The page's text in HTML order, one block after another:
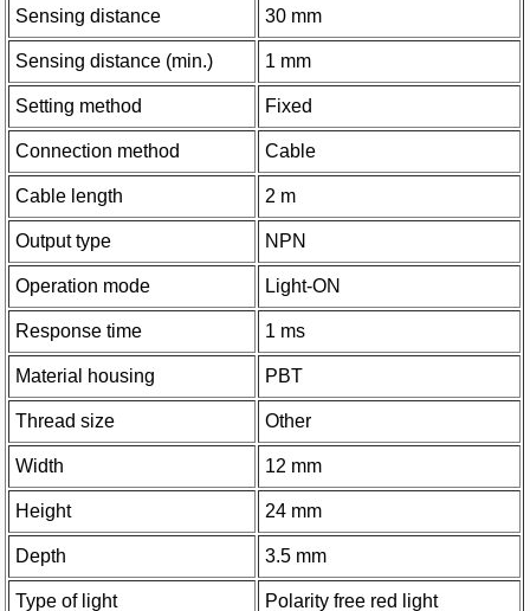
Sensing distance 30 mm
Sensing distance (min.) 1 mm
Setting method Fixed
Connection method Cable
Cable length 2 m
Output type NPN
Operation mode Light-ON
Response time 1 ms
Material housing PBT
Thread size Other
Width 12 mm
Height 24 mm
Depth 3.5 mm
Type of light Polarity free red light